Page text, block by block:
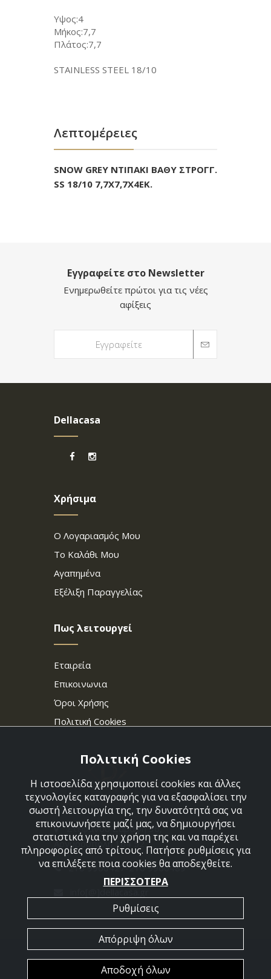
Υψος:4
Μήκος:7,7
Πλάτος:7,7
STAINLESS STEEL 18/10
Λεπτομέρειες
SNOW GREY ΝΤΙΠΑΚΙ ΒΑΘΥ ΣΤΡΟΓΓ.
SS 18/10 7,7Χ7,7Χ4ΕΚ.
Εγγραφείτε στο Newsletter
Ενημερωθείτε πρώτοι για τις νέες
αφίξεις
Dellacasa
Χρήσιμα
Ο Λογαριασμός Μου
Το Καλάθι Μου
Αγαπημένα
Εξέλιξη Παραγγελίας
Πως λειτουργεί
Εταιρεία
Επικοινωνια
Όροι Χρήσης
Πολιτική Cookies
Στεφάνου Σαράφη 36,
Αργυρούπολη 164 52
210 9960427-210 9960489
2026 @ All Rights Reserved - Dellacasa
Πολιτική Cookies
Η ιστοσελίδα χρησιμοποιεί cookies και άλλες
τεχνολογίες καταγραφής για να εξασφαλίσει την
σωστή λειτουργία της, την δυνατότητά σας να
επικοινωνήσετε μαζί μας, να δημιουργήσει
στατιστικά για την χρήση της και να παρέχει
πληροφορίες από τρίτους. Πατήστε ρυθμίσεις για
να επιλέξετε ποια cookies θα αποδεχθείτε.
ΠΕΡΙΣΣΟΤΕΡΑ
Ρυθμίσεις
Απόρριψη όλων
Αποδοχή όλων